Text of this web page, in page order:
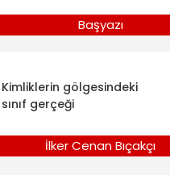
Başyazı
Kimliklerin gölgesindeki
sınıf gerçeği
İlker Cenan Bıçakçı